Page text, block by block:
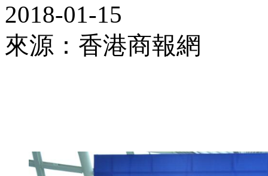
2018-01-15
來源：香港商報網